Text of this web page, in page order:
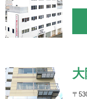
〒